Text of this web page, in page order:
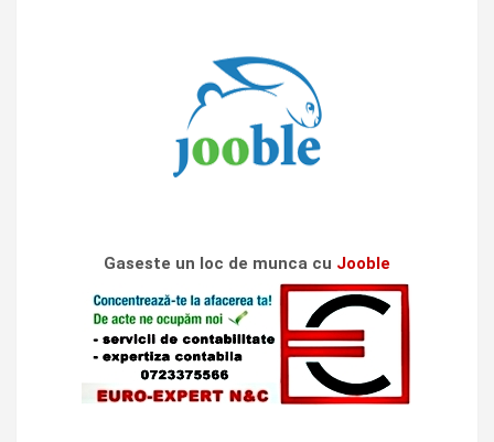
Gaseste un loc de munca cu Jooble